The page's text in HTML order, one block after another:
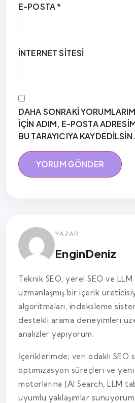
E-POSTA*
İNTERNET SITESI
DAHA SONRAKI
IÇIN ADIM, E-POSTA
BU TARAYICIYA KAYDEDILSIN.
YAZAR
EnginDeniz
Teknik SEO, yerel SEO ve LLM
uzmanlaşmış bir içerik
algoritmaları, indeksleme
destekli arama deneyimleri
analizler yapıyorum.
İçeriklerimde; veri odaklı
optimizasyon süreçleri ve yeni
motorlarına (AI Search, LLM
uyumlu yaklaşımlar sunuyorum.